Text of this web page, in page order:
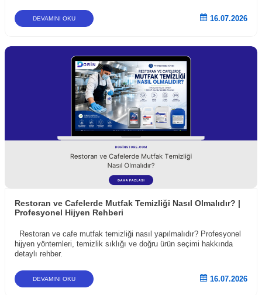
müşterilerine güvenli bir hizmet sunabilir.
DEVAMINI OKU 16.07.2026
Restoran ve Cafelerde Mutfak Temizliği Nasıl Olmalıdır? |
Profesyonel Hijyen Rehberi
Restoran ve cafe mutfak temizliği nasıl yapılmalıdır? Profesyonel
hijyen yöntemleri, temizlik sıklığı ve doğru ürün seçimi hakkında
detaylı rehber.
DEVAMINI OKU 16.07.2026